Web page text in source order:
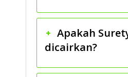
Apakah
dicairkan?